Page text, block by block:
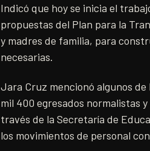
Indicó que hoy se inicia el
propuestas del Plan para la
y madres de familia, para
necesarias.
Jara Cruz mencionó algunos
mil 400 egresados normalistas
través de la Secretaría de
los movimientos de personal